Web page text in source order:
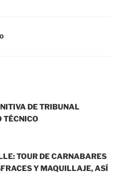
DE TRIBUNAL
TÉCNICO
TOUR DE CARNABARES
Y MAQUILLAJE, ASÍ